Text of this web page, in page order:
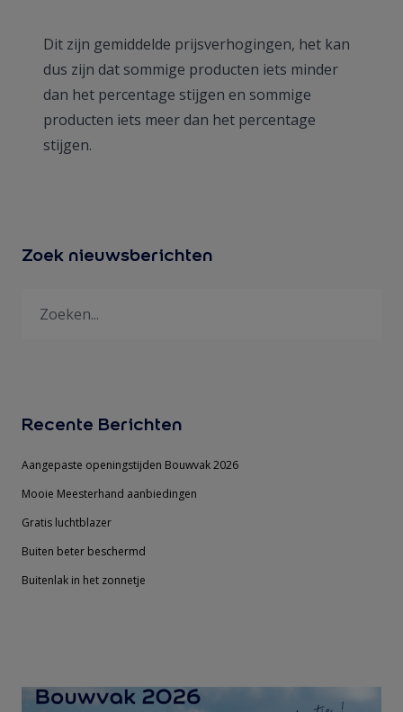
Dit zijn gemiddelde prijsverhogingen, het kan
dus zijn dat sommige producten iets minder
dan het percentage stijgen en sommige
producten iets meer dan het percentage
stijgen.
Zoek nieuwsberichten
Recente Berichten
Aangepaste openingstijden Bouwvak 2026
Mooie Meesterhand aanbiedingen
Gratis luchtblazer
Buiten beter beschermd
Buitenlak in het zonnetje